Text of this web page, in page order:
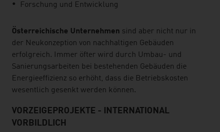
Forschung und Entwicklung
Österreichische Unternehmen sind aber nicht nur in
der Neukonzeption von nachhaltigen Gebäuden
erfolgreich. Immer öfter wird durch Umbau- und
Sanierungsarbeiten bei bestehenden Gebäuden die
Energieeffizienz so erhöht, dass die Betriebskosten
wesentlich gesenkt werden können.
VORZEIGEPROJEKTE - INTERNATIONAL
VORBILDLICH